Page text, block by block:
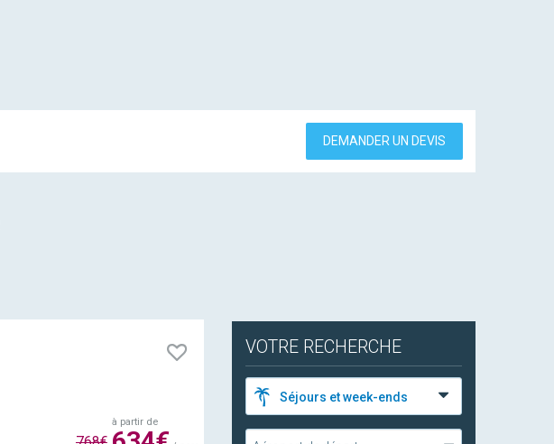
DEMANDER UN DEVIS
VOTRE RECHERCHE
Séjours et week-ends
à partir de